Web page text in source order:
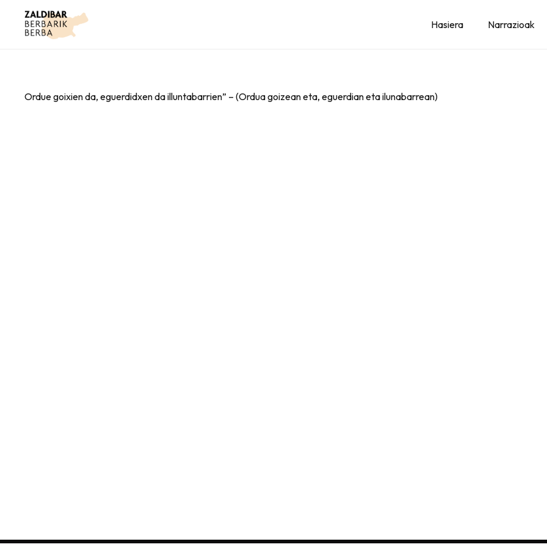
Hasiera Narrazioak
Ordue goixien da, eguerdidxen da illuntabarrien” – (Ordua goizean eta, eguerdian eta ilunabarrean)